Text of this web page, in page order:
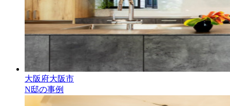
大阪府大阪市
N邸の事例